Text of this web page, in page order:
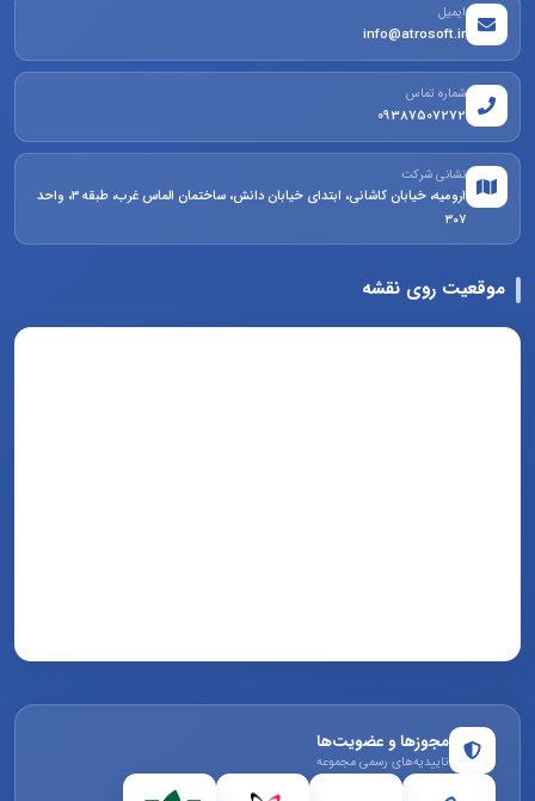
ایمیل
info@atrosoft.ir
شماره تماس
09387507272
نشانی شرکت
ارومیه، خیابان کاشانی، ابتدای خیابان دانش، ساختمان الماس غرب، طبقه ۳، واحد
۳۰۷
موقعیت روی نقشه
مجوزها و عضویت‌ها
تاییدیه‌های رسمی مجموعه